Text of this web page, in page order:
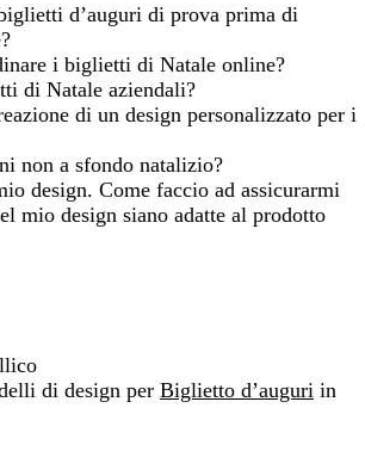
d’auguri di prova prima di
i biglietti di Natale online?
di Natale aziendali?
di un design personalizzato per i
non a sfondo natalizio?
design. Come faccio ad assicurarmi
mio design siano adatte al prodotto
di design per Biglietto d’auguri in